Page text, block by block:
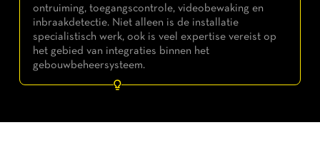
ontruiming, toegangscontrole, videobewaking en
inbraakdetectie. Niet alleen is de installatie
specialistisch werk, ook is veel expertise vereist op
het gebied van integraties binnen het
gebouwbeheersysteem.